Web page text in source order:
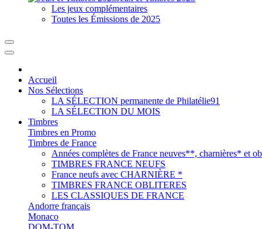
Les jeux complémentaires
Toutes les Émissions de 2025
Accueil
Nos Sélections
LA SÉLECTION permanente de Philatélie91
LA SÉLECTION DU MOIS
Timbres
Timbres en Promo
Timbres de France
Années complètes de France neuves**, charnières* et
TIMBRES FRANCE NEUFS
France neufs avec CHARNIÈRE *
TIMBRES FRANCE OBLITERES
LES CLASSIQUES DE FRANCE
Andorre français
Monaco
DOM-TOM